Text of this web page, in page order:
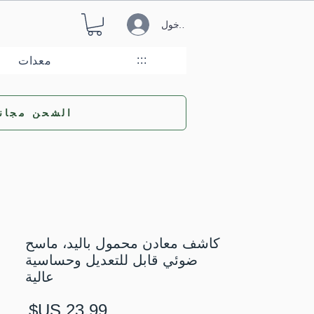
تسجيل الدخول
معدات :::
ًالشحن
كاشف معادن محمول باليد، ماسح
ضوئي قابل للتعديل وحساسية
عالية